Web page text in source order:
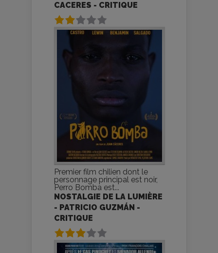
CACERES - CRITIQUE
Premier film chilien dont le
personnage principal est noir,
Perro Bomba est...
NOSTALGIE DE LA LUMIÈRE
- PATRICIO GUZMÁN -
CRITIQUE